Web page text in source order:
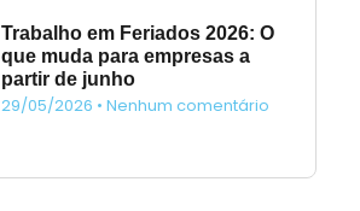
Trabalho em Feriados 2026: O
que muda para empresas a
partir de junho
29/05/2026 Nenhum comentário